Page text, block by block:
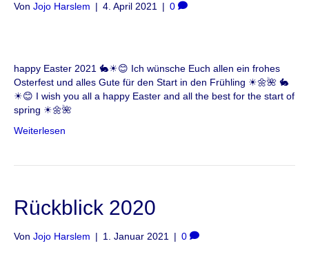
Von Jojo Harslem | 4. April 2021 | 0
happy Easter 2021 🐇☀😊 Ich wünsche Euch allen ein frohes
Osterfest und alles Gute für den Start in den Frühling ☀🌼🌺 🐇
☀😊 I wish you all a happy Easter and all the best for the start of
spring ☀🌼🌺
Weiterlesen
Rückblick 2020
Von Jojo Harslem | 1. Januar 2021 | 0